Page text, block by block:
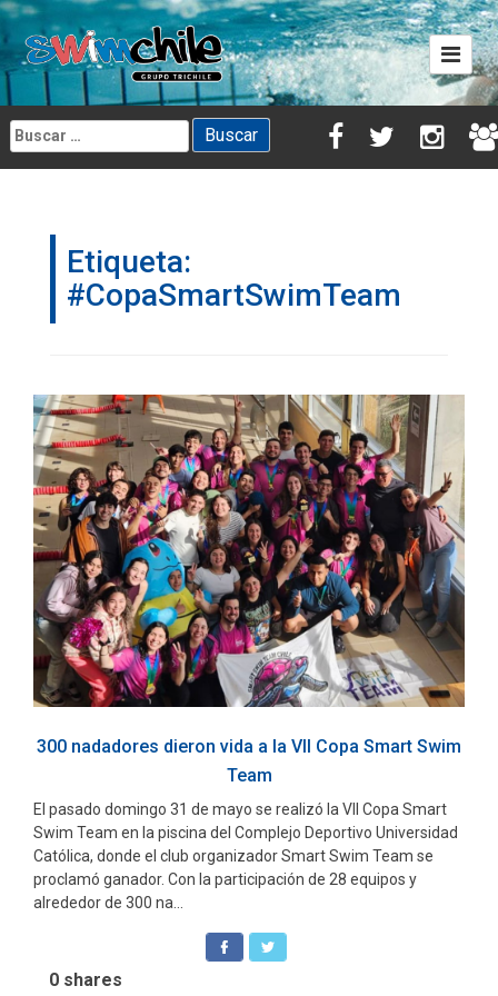
Skip
content
Buscar:
Etiqueta:
#CopaSmartSwimTeam
300 nadadores dieron vida a la VII Copa Smart Swim
Team
El pasado domingo 31 de mayo se realizó la VII Copa Smart
Swim Team en la piscina del Complejo Deportivo Universidad
Católica, donde el club organizador Smart Swim Team se
proclamó ganador. Con la participación de 28 equipos y
alrededor de 300 na...
0 shares